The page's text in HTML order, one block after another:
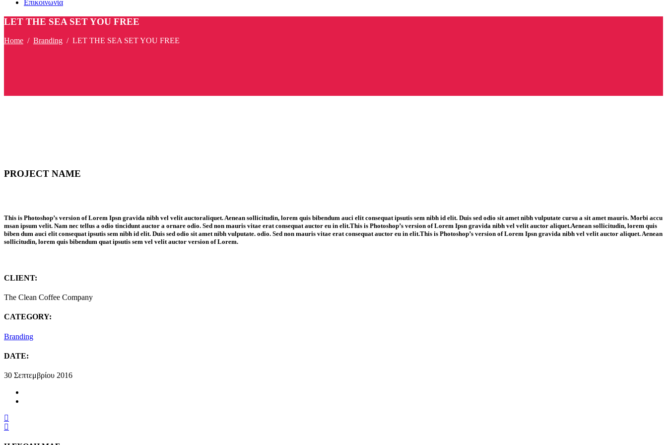
Επικοινωνία
LET THE SEA SET YOU FREE
Home / Branding / LET THE SEA SET YOU FREE
PROJECT NAME
This is Photoshop’s version of Lorem Ipsn gravida nibh vel velit auctoraliquet. Aenean sollicitudin, lorem quis bibendum auci elit consequat ipsutis sem nibh id elit. Duis sed odio sit amet nibh vulputate cursu a sit amet mauris. Morbi accu
msan ipsum velit. Nam nec tellus a odio tincidunt auctor a ornare odio. Sed non mauris vitae erat consequat auctor eu in elit.This is Photoshop’s version of Lorem Ipsn gravida nibh vel velit auctor aliquet.Aenean sollicitudin, lorem quis
biben dum auci elit consequat ipsutis sem nibh id elit. Duis sed odio sit amet nibh vulputate. odio. Sed non mauris vitae erat consequat auctor eu in elit.This is Photoshop’s version of Lorem Ipsn gravida nibh vel velit auctor aliquet. Aenean
sollicitudin, lorem quis bibendum quat ipsutis sem vel velit auctor version of Lorem.
CLIENT:
The Clean Coffee Company
CATEGORY:
Branding
DATE:
30 Σεπτεμβρίου 2016